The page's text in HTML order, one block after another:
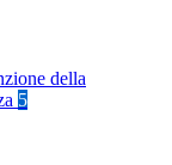
della
5